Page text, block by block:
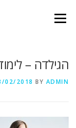
content
Menu
הגילדה –
02/2018 BY ADMIN